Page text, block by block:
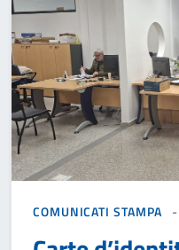
COMUNICATI STAMPA